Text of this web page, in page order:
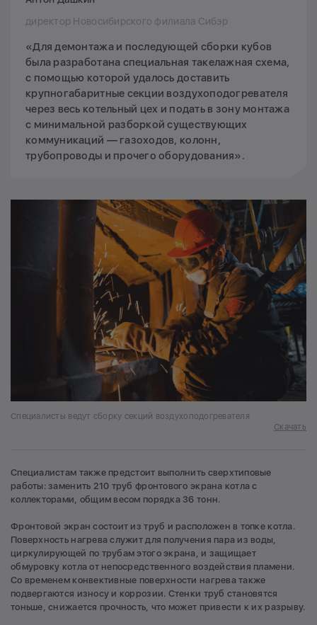
директор Новосибирского филиала Сибэр
«Для демонтажа и последующей сборки кубов
была разработана специальная такелажная схема,
с помощью которой удалось доставить
крупногабаритные секции воздухоподогревателя
через весь котельный цех и подать в зону монтажа
с минимальной разборкой существующих
коммуникаций — газоходов, колонн,
трубопроводы и прочего оборудования».
Специалисты ведут сборку секций воздухоподогревателя
Скачать
Специалистам также предстоит выполнить сверхтиповые
работы: заменить 210 труб фронтового экрана котла с
коллекторами, общим весом порядка 36 тонн.
Фронтовой экран состоит из труб и расположен в топке котла.
Поверхность нагрева служит для получения пара из воды,
циркулирующей по трубам этого экрана, и защищает
обмуровку котла от непосредственного воздействия пламени.
Со временем конвективные поверхности нагрева также
подвергаются износу и коррозии. Стенки труб становятся
тоньше, снижается прочность, что может привести к их разрыву.